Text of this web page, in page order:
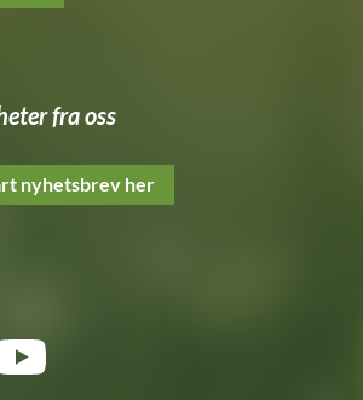
fra oss
nyhetsbrev her